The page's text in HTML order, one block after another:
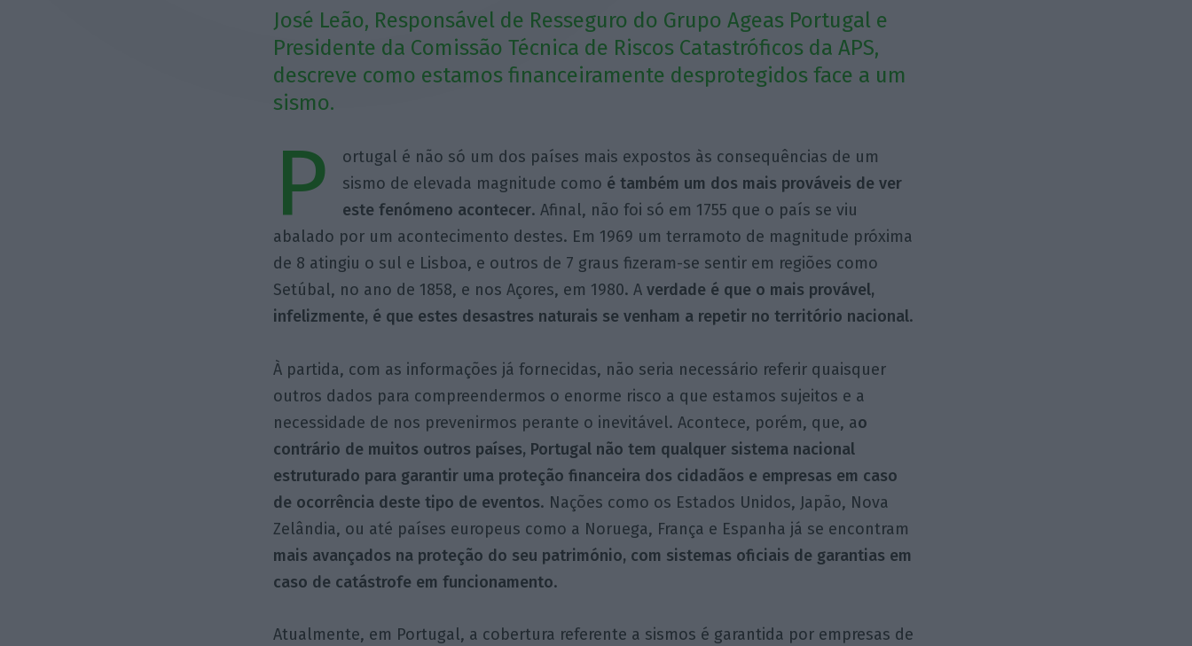
José Leão, Responsável de Resseguro do Grupo Ageas Portugal e
Presidente da Comissão Técnica de Riscos Catastróficos da APS,
descreve como estamos financeiramente desprotegidos face a um
sismo.
P
ortugal é não só um dos países mais expostos às consequências de um
sismo de elevada magnitude como é também um dos mais prováveis de ver
este fenómeno acontecer. Afinal, não foi só em 1755 que o país se viu
abalado por um acontecimento destes. Em 1969 um terramoto de magnitude próxima
de 8 atingiu o sul e Lisboa, e outros de 7 graus fizeram-se sentir em regiões como
Setúbal, no ano de 1858, e nos Açores, em 1980. A verdade é que o mais provável,
infelizmente, é que estes desastres naturais se venham a repetir no território nacional.
À partida, com as informações já fornecidas, não seria necessário referir quaisquer
outros dados para compreendermos o enorme risco a que estamos sujeitos e a
necessidade de nos prevenirmos perante o inevitável. Acontece, porém, que, ao
contrário de muitos outros países, Portugal não tem qualquer sistema nacional
estruturado para garantir uma proteção financeira dos cidadãos e empresas em caso
de ocorrência deste tipo de eventos. Nações como os Estados Unidos, Japão, Nova
Zelândia, ou até países europeus como a Noruega, França e Espanha já se encontram
mais avançados na proteção do seu património, com sistemas oficiais de garantias em
caso de catástrofe em funcionamento.
Atualmente, em Portugal, a cobertura referente a sismos é garantida por empresas de